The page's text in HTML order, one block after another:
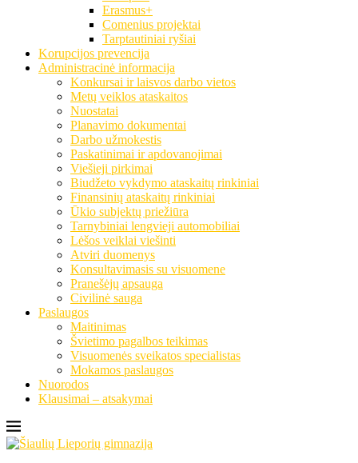
Erasmus+
Comenius projektai
Tarptautiniai ryšiai
Korupcijos prevencija
Administracinė informacija
Konkursai ir laisvos darbo vietos
Metų veiklos ataskaitos
Nuostatai
Planavimo dokumentai
Darbo užmokestis
Paskatinimai ir apdovanojimai
Viešieji pirkimai
Biudžeto vykdymo ataskaitų rinkiniai
Finansinių ataskaitų rinkiniai
Ūkio subjektų priežiūra
Tarnybiniai lengvieji automobiliai
Lėšos veiklai viešinti
Atviri duomenys
Konsultavimasis su visuomene
Pranešėjų apsauga
Civilinė sauga
Paslaugos
Maitinimas
Švietimo pagalbos teikimas
Visuomenės sveikatos specialistas
Mokamos paslaugos
Nuorodos
Klausimai – atsakymai